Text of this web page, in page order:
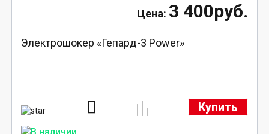
3 400руб.
Электрошокер «Гепард-3 Power»
Купить